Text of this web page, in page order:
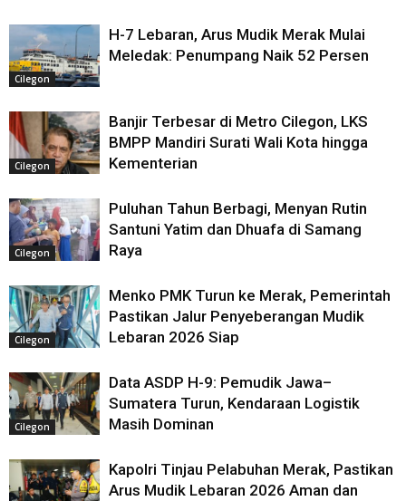
Cilegon
H-7 Lebaran, Arus Mudik Merak Mulai
Meledak: Penumpang Naik 52 Persen
Cilegon
Banjir Terbesar di Metro Cilegon, LKS
BMPP Mandiri Surati Wali Kota hingga
Kementerian
Cilegon
Puluhan Tahun Berbagi, Menyan Rutin
Santuni Yatim dan Dhuafa di Samang
Raya
Cilegon
Menko PMK Turun ke Merak, Pemerintah
Pastikan Jalur Penyeberangan Mudik
Lebaran 2026 Siap
Cilegon
Data ASDP H-9: Pemudik Jawa–
Sumatera Turun, Kendaraan Logistik
Masih Dominan
Kapolri Tinjau Pelabuhan Merak, Pastikan
Arus Mudik Lebaran 2026 Aman dan